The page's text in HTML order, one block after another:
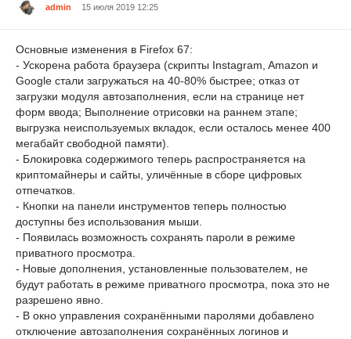
admin 15 июля 2019 12:25
Основные изменения в Firefox 67:
- Ускорена работа браузера (скрипты Instagram, Amazon и
Google стали загружаться на 40-80% быстрее; отказ от
загрузки модуля автозаполнения, если на странице нет
форм ввода; Выполнение отрисовки на раннем этапе;
выгрузка неиспользуемых вкладок, если осталось менее 400
мегабайт свободной памяти).
- Блокировка содержимого теперь распространяется на
криптомайнеры и сайты, уличённые в сборе цифровых
отпечатков.
- Кнопки на панели инструментов теперь полностью
доступны без использования мыши.
- Появилась возможность сохранять пароли в режиме
приватного просмотра.
- Новые дополнения, установленные пользователем, не
будут работать в режиме приватного просмотра, пока это не
разрешено явно.
- В окно управления сохранёнными паролями добавлено
отключение автозаполнения сохранённых логинов и